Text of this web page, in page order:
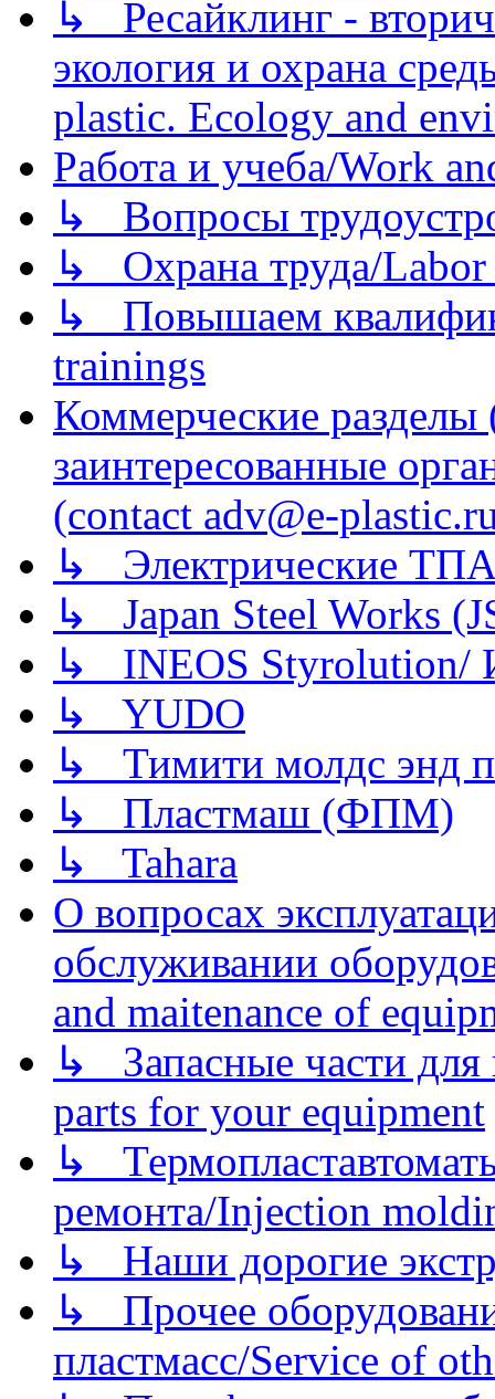
↳ Ресайклинг -
экология и охрана
plastic. Ecology and
Работа и учеба/Work
↳ Вопросы
↳ Охрана труда/Labor
↳ Повышаем
trainings
Коммерческие
заинтересованные
(contact adv@e-
↳ Электрические
↳ Japan Steel Works
↳ INEOS
↳ YUDO
↳ Тимити молдс энд
↳ Пластмаш (ФПМ)
↳ Tahara
О вопросах
обслуживании
and maitenance of
↳ Запасные части для
parts for your equipment
↳
ремонта/Injection
↳ Наши дорогие
↳ Прочее
пластмасс/Service of